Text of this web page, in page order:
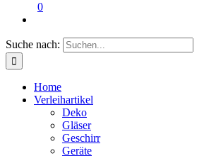
0
Suche nach:
Home
Verleihartikel
Deko
Gläser
Geschirr
Geräte